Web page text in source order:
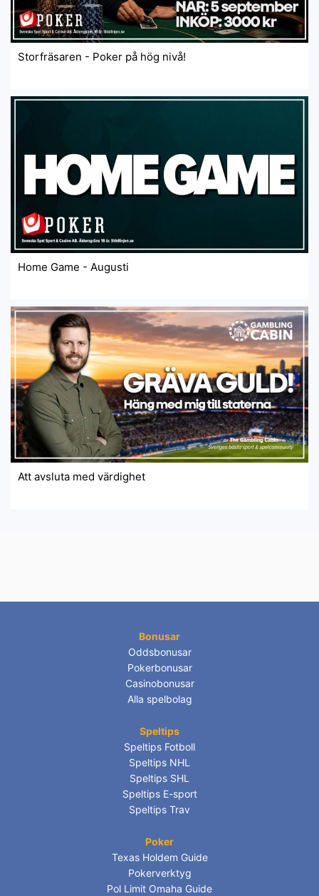
Storfräsaren - Poker på hög nivå!
Home Game - Augusti
Att avsluta med värdighet
Bonusar
Oddsbonusar
Pokerbonusar
Casinobonusar
Alla spelbolag
Speltips
Speltips Fotboll
Speltips NHL
Speltips SHL
Speltips E-sport
Speltips Trav
Poker
Texas Holdem Guide
Pokerverktyg
Pol Limit Omaha Guide